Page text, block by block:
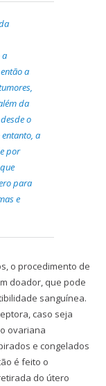
a
a
da
o
a
por
para
e
o procedimento de
doador, que pode
sanguínea.
caso seja
ovariana
e congelados
é feito o
do útero